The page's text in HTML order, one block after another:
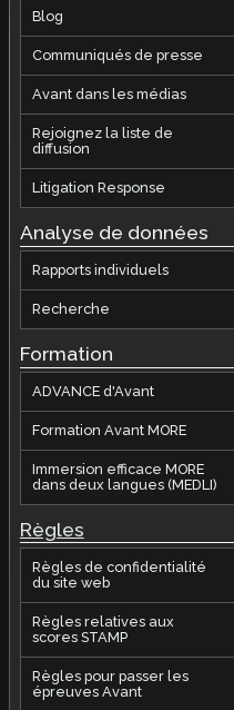
Blog
Communiqués de presse
Avant dans les médias
Rejoignez la liste de
diffusion
Litigation Response
Analyse de données
Rapports individuels
Recherche
Formation
ADVANCE d'Avant
Formation Avant MORE
Immersion efficace MORE
dans deux langues (MEDLI)
Règles
Règles de confidentialité
du site web
Règles relatives aux
scores STAMP
Règles pour passer les
épreuves Avant